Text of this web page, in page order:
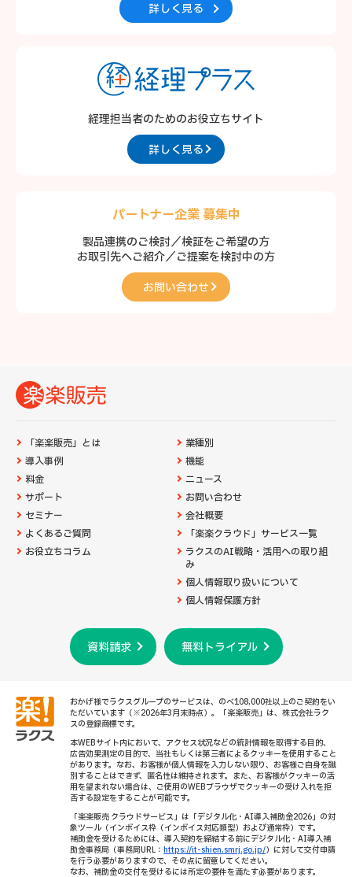
詳しく見る
経理担当者のためのお役立ちサイト
詳しく見る
パートナー企業 募集中
製品連携のご検討／検証をご希望の方
お取引先へご紹介／ご提案を検討中の方
お問い合わせ
「楽楽販売」とは
導入事例
料金
サポート
セミナー
よくあるご質問
お役立ちコラム
業種別
機能
ニュース
お問い合わせ
会社概要
「楽楽クラウド」サービス一覧
ラクスのAI戦略・活用への取り組
み
個人情報取り扱いについて
個人情報保護方針
資料請求 無料トライアル
おかげ様でラクスグループのサービスは、のべ108,000社以上のご契約をい
ただいています（※2026年3月末時点）。「楽楽販売」は、株式会社ラク
スの登録商標です。
本WEBサイト内において、アクセス状況などの統計情報を取得する目的、
広告効果測定の目的で、当社もしくは第三者によるクッキーを使用すること
があります。なお、お客様が個人情報を入力しない限り、お客様ご自身を識
別することはできず、匿名性は維持されます。また、お客様がクッキーの活
用を望まれない場合は、ご使用のWEBブラウザでクッキーの受け入れを拒
否する設定をすることが可能です。
「楽楽販売 クラウドサービス」は「デジタル化・AI導入補助金2026」の対
象ツール（インボイス枠（インボイス対応類型）および通常枠）です。
補助金を受けるためには、導入契約を締結する前にデジタル化・AI導入補
助金事務局（事務局URL： https://it-shien.smrj.go.jp/）に対して交付申請
を行う必要がありますので、その点に留意してください。
なお、補助金の交付を受けるには所定の要件を満たす必要があります。